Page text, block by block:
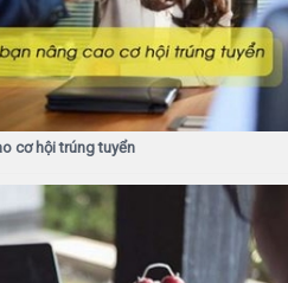
cơ hội trúng tuyển